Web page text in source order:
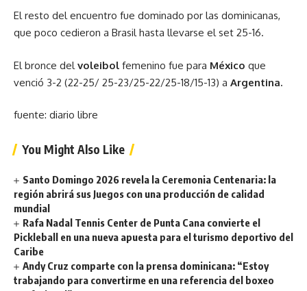
El resto del encuentro fue dominado por las dominicanas,
que poco cedieron a Brasil hasta llevarse el set 25-16.
El bronce delvoleibol femenino fue para México que
venció 3-2 (22-25/ 25-23/25-22/25-18/15-13) a Argentina.
fuente: diario libre
You Might Also Like
Santo Domingo 2026 revela la Ceremonia Centenaria: la
región abrirá sus Juegos con una producción de calidad
mundial
Rafa Nadal Tennis Center de Punta Cana convierte el
Pickleball en una nueva apuesta para el turismo deportivo del
Caribe
Andy Cruz comparte con la prensa dominicana: “Estoy
trabajando para convertirme en una referencia del boxeo